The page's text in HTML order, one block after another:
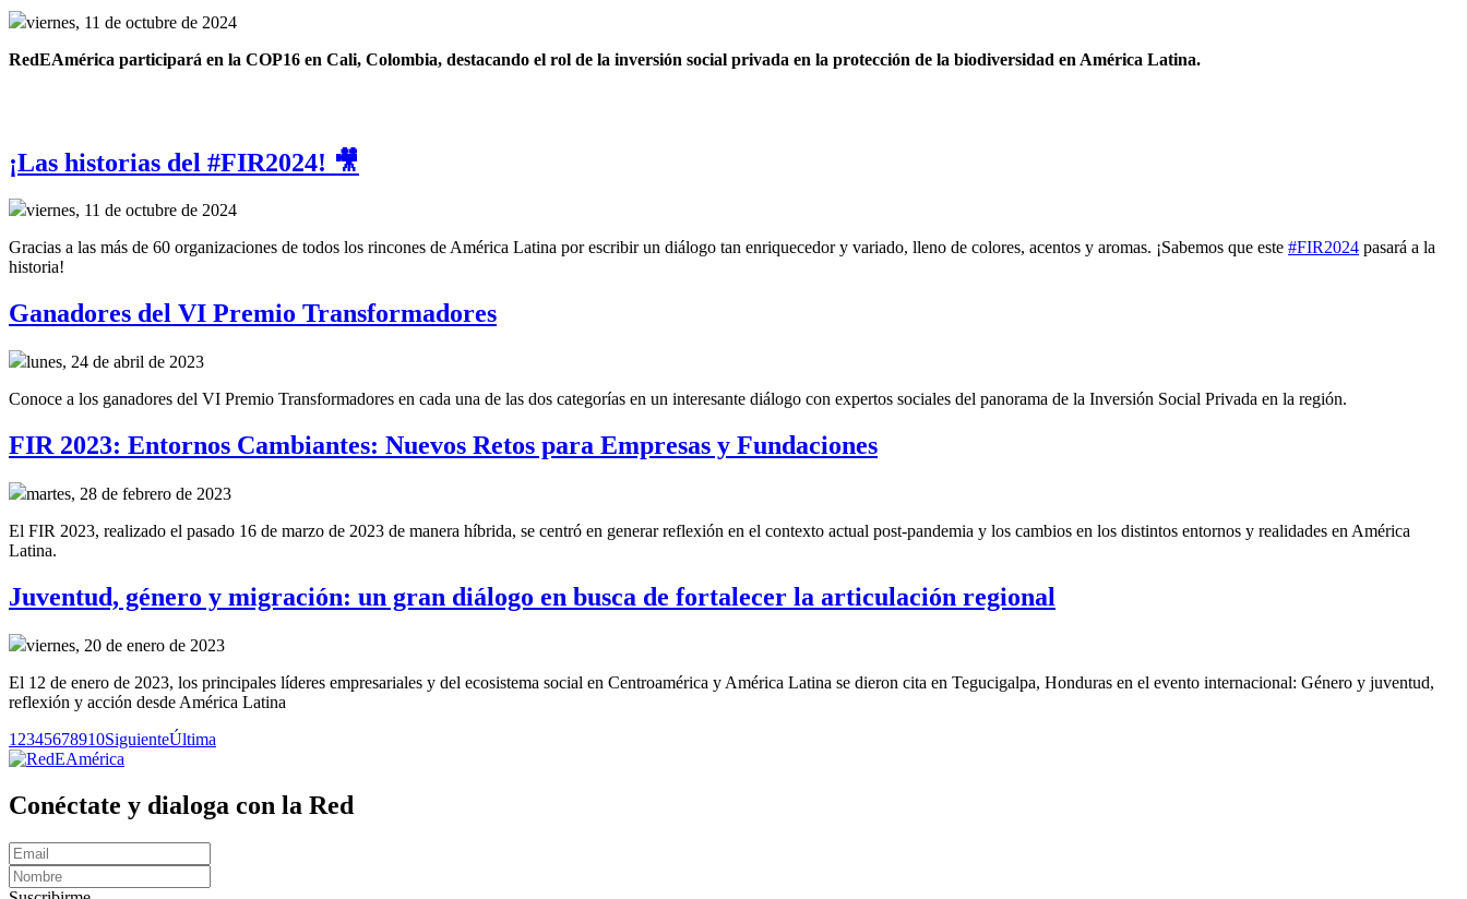
viernes, 11 de octubre de 2024
RedEAmérica participará en la COP16 en Cali, Colombia, destacando el rol de la inversión social privada en la protección de la biodiversidad en América Latina.
¡Las historias del #FIR2024! 🎥
viernes, 11 de octubre de 2024
Gracias a las más de 60 organizaciones de todos los rincones de América Latina por escribir un diálogo tan enriquecedor y variado, lleno de colores, acentos y aromas. ¡Sabemos que este #FIR2024 pasará a la
historia!
Ganadores del VI Premio Transformadores
lunes, 24 de abril de 2023
Conoce a los ganadores del VI Premio Transformadores en cada una de las dos categorías en un interesante diálogo con expertos sociales del panorama de la Inversión Social Privada en la región.
FIR 2023: Entornos Cambiantes: Nuevos Retos para Empresas y Fundaciones
martes, 28 de febrero de 2023
El FIR 2023, realizado el pasado 16 de marzo de 2023 de manera híbrida, se centró en generar reflexión en el contexto actual post-pandemia y los cambios en los distintos entornos y realidades en América
Latina.
Juventud, género y migración: un gran diálogo en busca de fortalecer la articulación regional
viernes, 20 de enero de 2023
El 12 de enero de 2023, los principales líderes empresariales y del ecosistema social en Centroamérica y América Latina se dieron cita en Tegucigalpa, Honduras en el evento internacional: Género y juventud,
reflexión y acción desde América Latina
1 2345678910SiguienteÚltima
Conéctate y dialoga con la Red